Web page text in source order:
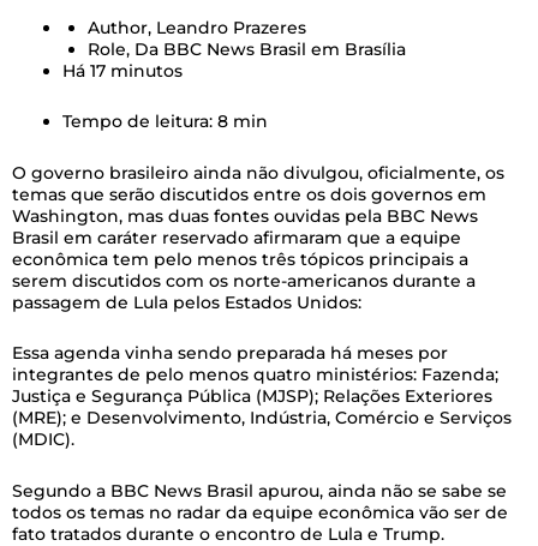
Author, Leandro Prazeres
Role, Da BBC News Brasil em Brasília
Há 17 minutos
Tempo de leitura: 8 min
O governo brasileiro ainda não divulgou, oficialmente, os
temas que serão discutidos entre os dois governos em
Washington, mas duas fontes ouvidas pela BBC News
Brasil em caráter reservado afirmaram que a equipe
econômica tem pelo menos três tópicos principais a
serem discutidos com os norte-americanos durante a
passagem de Lula pelos Estados Unidos:
Essa agenda vinha sendo preparada há meses por
integrantes de pelo menos quatro ministérios: Fazenda;
Justiça e Segurança Pública (MJSP); Relações Exteriores
(MRE); e Desenvolvimento, Indústria, Comércio e Serviços
(MDIC).
Segundo a BBC News Brasil apurou, ainda não se sabe se
todos os temas no radar da equipe econômica vão ser de
fato tratados durante o encontro de Lula e Trump.